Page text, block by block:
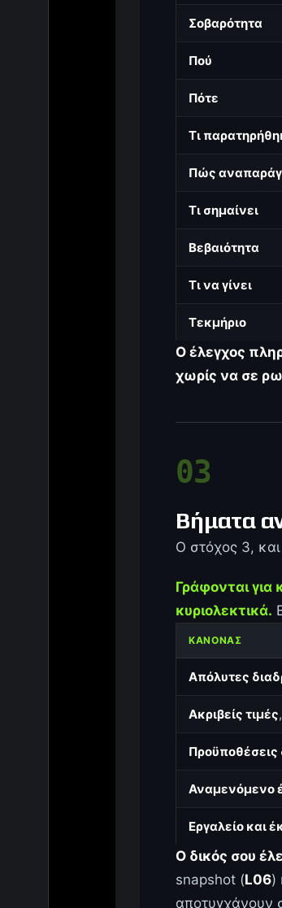
Σοβαρότητα
Πού
Πότε
Τι
Πώς
Τι σημαίνει
Βεβαιότητα
Τι να γίνει
Τεκμήριο
Ο έλεγχος
χωρίς να σε
03
Βήματα
Ο στόχος 3,
Γράφονται για
κυριολεκτικά.
ΚΑΝΌΝΑΣ
Απόλυτες
Ακριβείς τιμές
Αναμενόμενο
Εργαλείο και
Ο δικός σου
snapshot (L06)
αποτυγχάνουν